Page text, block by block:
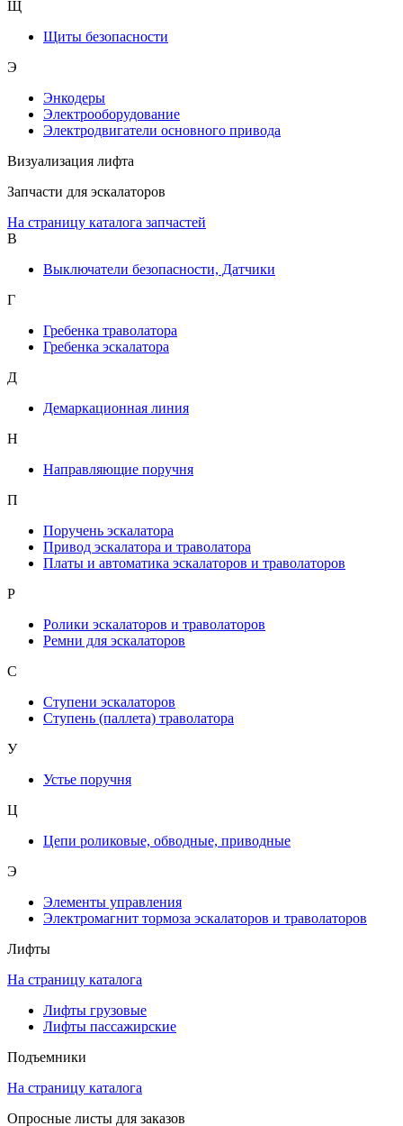
Щ
Щиты безопасности
Э
Энкодеры
Электрооборудование
Электродвигатели основного привода
Визуализация лифта
Запчасти для эскалаторов
На страницу каталога запчастей
В
Выключатели безопасности, Датчики
Г
Гребенка траволатора
Гребенка эскалатора
Д
Демаркационная линия
Н
Направляющие поручня
П
Поручень эскалатора
Привод эскалатора и траволатора
Платы и автоматика эскалаторов и траволаторов
Р
Ролики эскалаторов и траволаторов
Ремни для эскалаторов
С
Ступени эскалаторов
Ступень (паллета) траволатора
У
Устье поручня
Ц
Цепи роликовые, обводные, приводные
Э
Элементы управления
Электромагнит тормоза эскалаторов и траволаторов
Лифты
На страницу каталога
Лифты грузовые
Лифты пассажирские
Подъемники
На страницу каталога
Опросные листы для заказов